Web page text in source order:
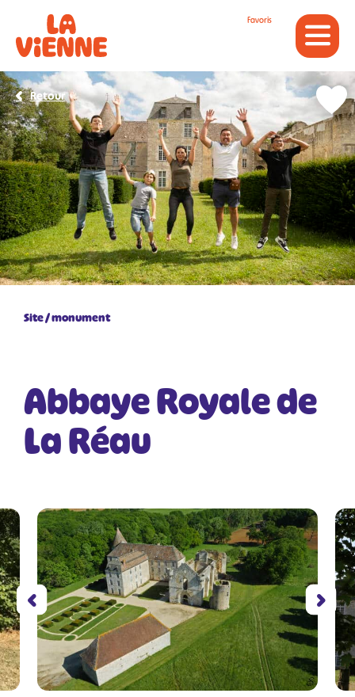
Favoris
Site / monument
Abbaye Royale de
La Réau
Retour